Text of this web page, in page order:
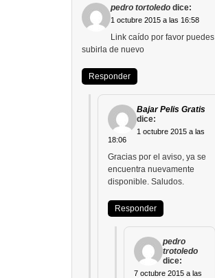
pedro tortoledo dice:
1 octubre 2015 a las 16:58
Link caído por favor puedes
subirla de nuevo
Responder
Bajar Pelis Gratis
dice:
1 octubre 2015 a las
18:06
Gracias por el aviso, ya se
encuentra nuevamente
disponible. Saludos.
Responder
pedro
trotoledo
dice:
7 octubre 2015 a las